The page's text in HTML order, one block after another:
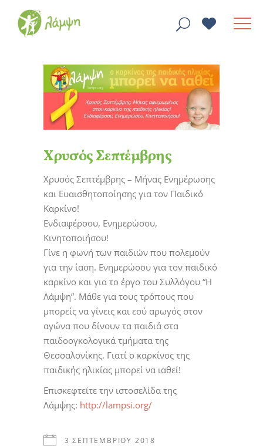
Χρυσός Σεπτέμβρης
Χρυσός Σεπτέμβρης – Μήνας Ενημέρωσης
και Ευαισθητοποίησης για τον Παιδικό
Καρκίνο!
Ενδιαφέρσου, Ενημερώσου,
Κινητοποιήσου!
Γίνε η φωνή των παιδιών που πολεμούν
για την ίαση. Ενημερώσου για τον παιδικό
καρκίνο και για το έργο του Συλλόγου “Η
Λάμψη”. Μάθε για τους τρόπους που
μπορείς να γίνεις και εσύ αρωγός στον
αγώνα που δίνουν τα παιδιά στα
παιδοογκολογικά τμήματα της
Θεσσαλονίκης. Γιατί ο καρκίνος της
παιδικής ηλικίας μπορεί να ιαθεί!
Επισκεφτείτε την ιστοσελίδα της
Λάμψης: http://lampsi.org/
3 ΣΕΠΤΕΜΒΡΊΟΥ 2018